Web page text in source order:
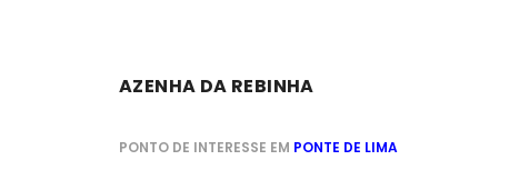
AZENHA DA REBINHA
PONTO DE INTERESSE EM PONTE DE LIMA